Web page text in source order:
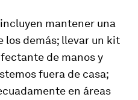
incluyen mantener una
los demás; llevar un kit
de manos y
fuera de casa;
en áreas